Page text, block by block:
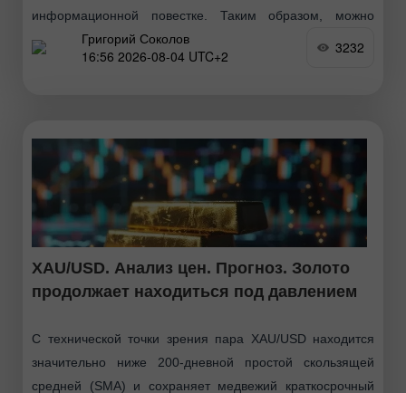
информационной повестке. Таким образом, можно
сказать, что быки перешли в новое наступление в конце
июня, затем последовал обычный коррекционный
Григорий Соколов
16:56 2026-08-04 UTC+2
3232
XAU/USD. Анализ цен. Прогноз. Золото
продолжает находиться под давлением
С технической точки зрения пара XAU/USD находится
значительно ниже 200-дневной простой скользящей
средней (SMA) и сохраняет медвежий краткосрочный